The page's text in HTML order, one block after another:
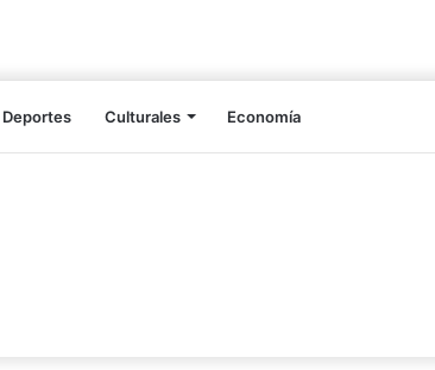
Deportes Culturales Economía